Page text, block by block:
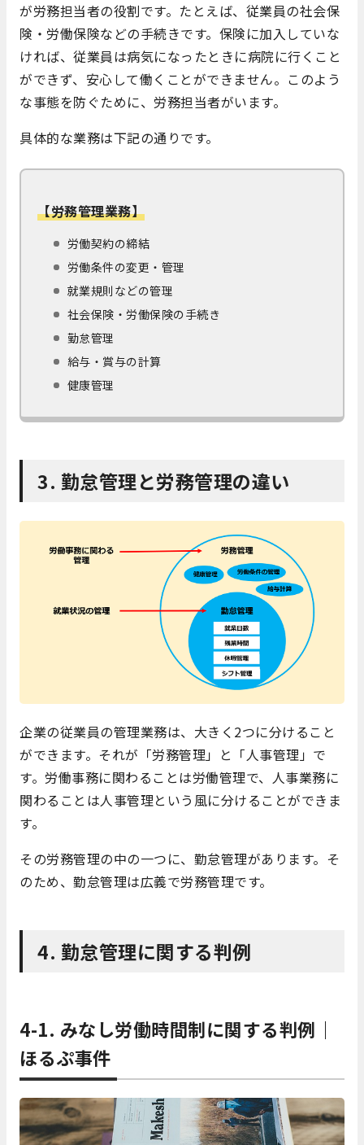
が労務担当者の役割です。たとえば、従業員の社会保
険・労働保険などの手続きです。保険に加入していな
ければ、従業員は病気になったときに病院に行くこと
ができず、安心して働くことができません。このよう
な事態を防ぐために、労務担当者がいます。
具体的な業務は下記の通りです。
【労務管理業務】
労働契約の締結
労働条件の変更・管理
就業規則などの管理
社会保険・労働保険の手続き
勤怠管理
給与・賞与の計算
健康管理
3. 勤怠管理と労務管理の違い
企業の従業員の管理業務は、大きく2つに分けること
ができます。それが「労務管理」と「人事管理」で
す。労働事務に関わることは労働管理で、人事業務に
関わることは人事管理という風に分けることができま
す。
その労務管理の中の一つに、勤怠管理があります。そ
のため、勤怠管理は広義で労務管理です。
4. 勤怠管理に関する判例
4-1. みなし労働時間制に関する判例｜
ほるぷ事件